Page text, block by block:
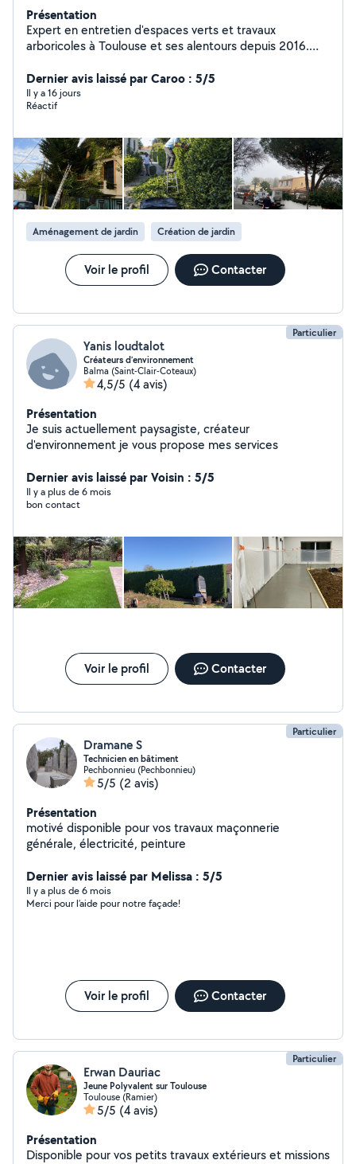
Présentation
Expert en entretien d'espaces verts et travaux
arboricoles à Toulouse et ses alentours depuis 2016.
intervenons avec précision pour garantir la santé de vos
arbres et la sécurité de votre
Dernier avis laissé par Caroo : 5/5
Il y a 16 jours
Réactif
Aménagement de jardin Création de jardin
Voir le profil Contacter
Particulier
Yanis loudtalot
Créateurs d’environnement
Balma (Saint-Clair-Coteaux)
4,5/5 (4 avis)
Présentation
Je suis actuellement paysagiste, créateur
d'environnement je vous propose mes services
Dernier avis laissé par Voisin : 5/5
Il y a plus de 6 mois
bon contact
Voir le profil Contacter
Particulier
Dramane S
Technicien en bâtiment
Pechbonnieu (Pechbonnieu)
5/5 (2 avis)
Présentation
motivé disponible pour vos travaux maçonnerie
générale, électricité, peinture
Dernier avis laissé par Melissa : 5/5
Il y a plus de 6 mois
Merci pour l’aide pour notre façade!
Voir le profil Contacter
Particulier
Erwan Dauriac
Jeune Polyvalent sur Toulouse
Toulouse (Ramier)
5/5 (4 avis)
Présentation
Disponible pour vos petits travaux extérieurs et missions